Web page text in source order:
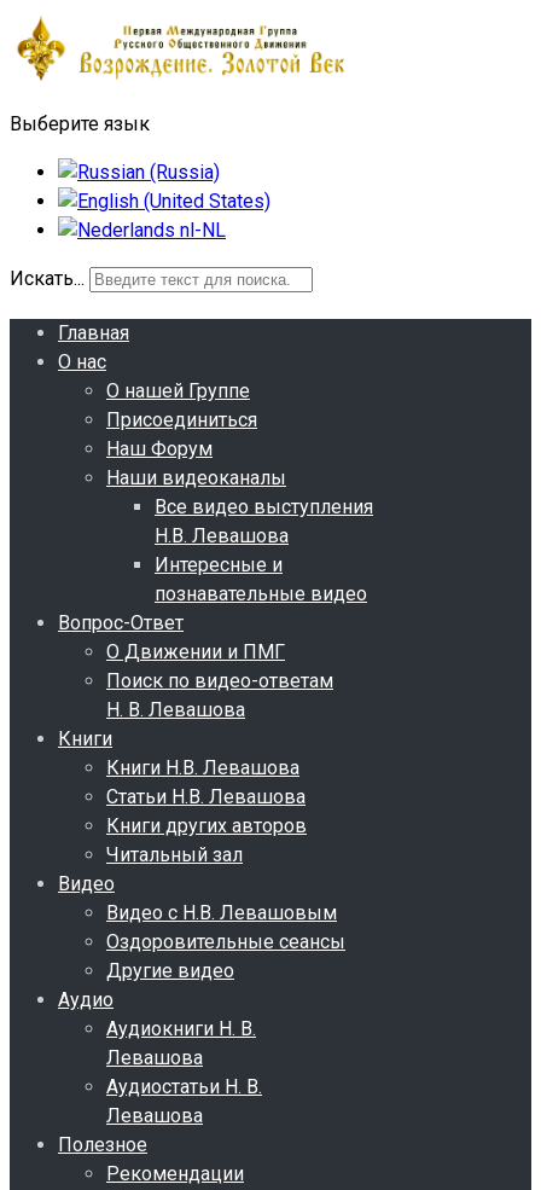
Выберите язык
Искать...
Главная
О нас
О нашей Группе
Присоединиться
Наш Форум
Наши видеоканалы
Все видео выступления
Н.В. Левашова
Интересные и
познавательные видео
Вопрос-Ответ
О Движении и ПМГ
Поиск по видео-ответам
Н. В. Левашова
Книги
Книги Н.В. Левашова
Статьи Н.В. Левашова
Книги других авторов
Читальный зал
Видео
Видео с Н.В. Левашовым
Оздоровительные сеансы
Другие видео
Аудио
Аудиокниги Н. В.
Левашова
Аудиостатьи Н. В.
Левашова
Полезное
Рекомендации